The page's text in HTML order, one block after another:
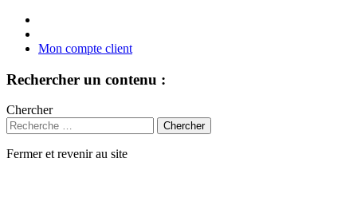
Mon compte client
Rechercher un contenu :
Chercher
Fermer et revenir au site